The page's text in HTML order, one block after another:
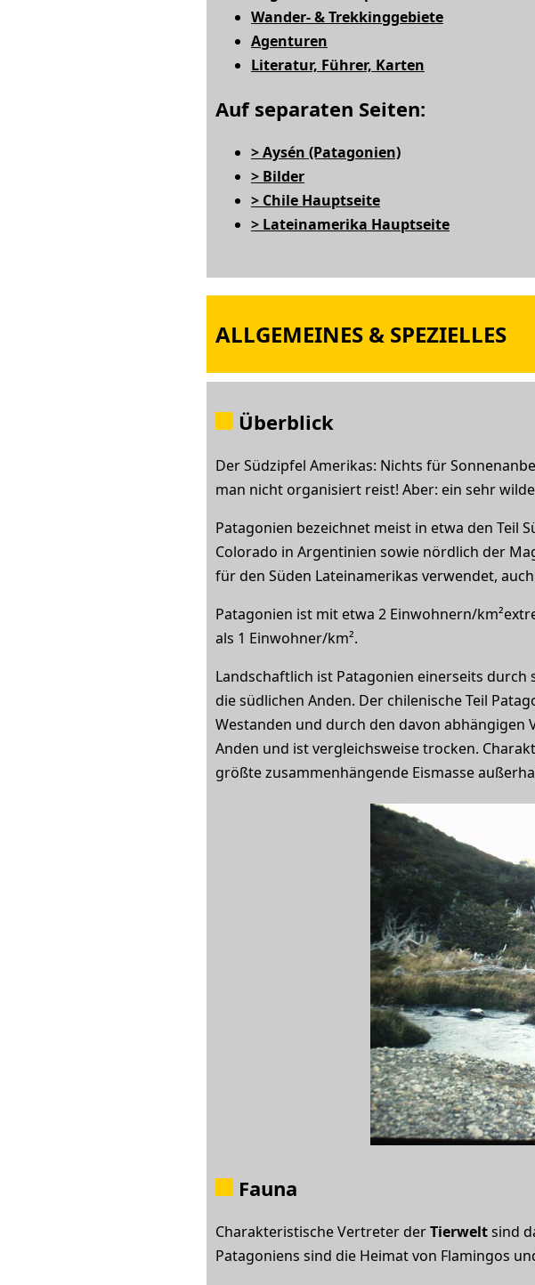
Wander- & Trekkinggebiete
Agenturen
Literatur, Führer, Karten
Auf separaten Seiten:
> Aysén (Patagonien)
> Bilder
> Chile Hauptseite
> Lateinamerika Hauptseite
ALLGEMEINES & SPEZIELLES
Überblick
Der Südzipfel Amerikas: Nichts für
man nicht organisiert reist! Aber: ein sehr
Patagonien bezeichnet meist in etwa den Teil
Colorado in Argentinien sowie nördlich der
für den Süden Lateinamerikas verwendet,
Patagonien ist mit etwa 2 Einwohnern/
als 1 Einwohner/km².
Landschaftlich ist Patagonien einerseits
die südlichen Anden. Der chilenische Teil
Westanden und durch den davon abhängigen
Anden und ist vergleichsweise trocken.
größte zusammenhängende Eismasse
Fauna
Charakteristische Vertreter derTierweltsind
Patagoniens sind die Heimat von Flamingos